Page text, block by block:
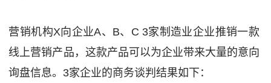
营销机构X向企业A、B、C 3家制造业企业推销一款
线上营销产品，这款产品可以为企业带来大量的意向
询盘信息。3家企业的商务谈判结果如下：